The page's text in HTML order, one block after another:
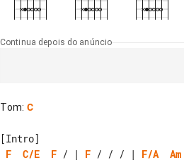
Continua depois do anúncio
Tom: C
F
C/E F / | F / / / | F/A Am